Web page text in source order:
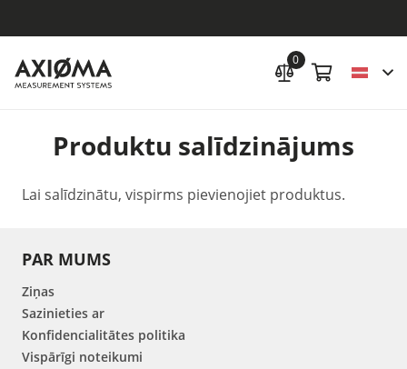
0
Produktu salīdzinājums
Lai salīdzinātu, vispirms pievienojiet produktus.
PAR MUMS
Ziņas
Sazinieties ar
Konfidencialitātes politika
Vispārīgi noteikumi